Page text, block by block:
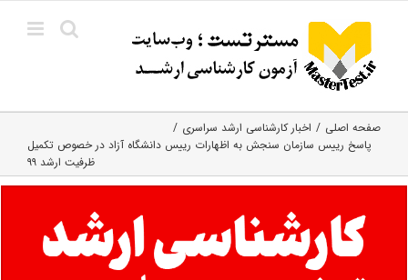
content
صفحه اصلی
اخبار کارشناسی ارشد سراسری
پاسخ رییس سازمان سنجش به اظهارات رییس دانشگاه آزاد در خصوص تکمیل
ظرفیت ارشد ۹۹